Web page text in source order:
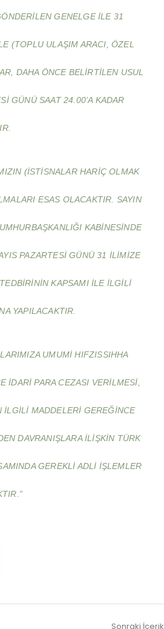
GENELGE ILE 31
(TOPLU ULAŞIM ARACI, ÖZEL
DAHA ÖNCE BELIRTILEN USUL
GÜNÜ SAAT 24.00’A KADAR
(ISTISNALAR HARIÇ OLMAK
ESAS OLACAKTIR. SAYIN
KABINESINDE
PAZARTESI GÜNÜ 31 ILIMIZE
KAPSAMI ILE ILGILI
YAPILACAKTIR.
UMUMI HIFZISSIHHA
IDARI PARA CEZASI VERILMESI,
ILGILI MADDELERI GEREĞINCE
DAVRANIŞLARA ILIŞKIN TÜRK
GEREKLI ADLI IŞLEMLER
Sonraki İçerik